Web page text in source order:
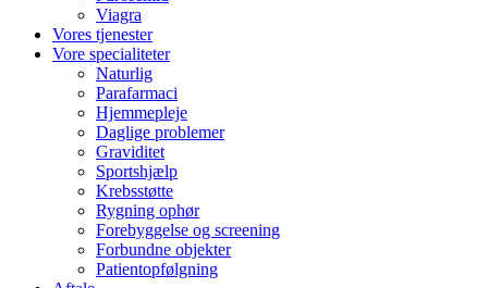
Viagra
Vores tjenester
Vore specialiteter
Naturlig
Parafarmaci
Hjemmepleje
Daglige problemer
Graviditet
Sportshjælp
Krebsstøtte
Rygning ophør
Forebyggelse og screening
Forbundne objekter
Patientopfølgning